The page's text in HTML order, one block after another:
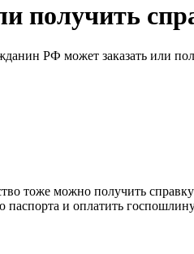
получить
РФ может заказать или
тоже можно получить
и оплатить